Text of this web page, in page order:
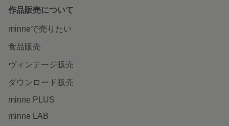
作品販売について
minneで売りたい
食品販売
ヴィンテージ販売
ダウンロード販売
minne PLUS
minne LAB